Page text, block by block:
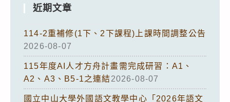
近期文章
114-2重補修(1下、2下課程)上課時間調整公告
2026-08-07
115年度AI人才方舟計畫需完成研習：A1、
A2、A3、B5-1之連結2026-08-07
國立中山大學外國語文教學中心「2026年語文